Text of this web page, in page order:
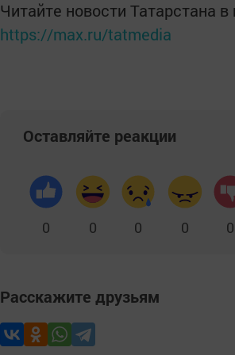
Читайте новости Татарстана
https://max.ru/tatmedia
Оставляйте реакции
0 0 0 0 0
Расскажите друзьям